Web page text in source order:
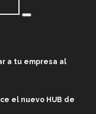
a tu empresa al
el nuevo HUB de